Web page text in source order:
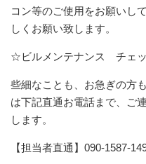
コン等のご使用をお願いし
しくお願い致します。
☆ビルメンテナンス チェ
些細なことも、お急ぎの方
は下記直通お電話まで、ご
します。
【担当者直通】090-1587-